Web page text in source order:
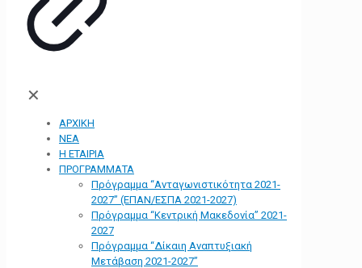
✕
ΑΡΧΙΚΗ
ΝΕΑ
Η ΕΤΑΙΡΙΑ
ΠΡΟΓΡΑΜΜΑΤΑ
Πρόγραμμα “Ανταγωνιστικότητα 2021-
2027” (ΕΠΑΝ/ΕΣΠΑ 2021-2027)
Πρόγραμμα “Κεντρική Μακεδονία” 2021-
2027
Πρόγραμμα “Δίκαιη Αναπτυξιακή
Μετάβαση 2021-2027”